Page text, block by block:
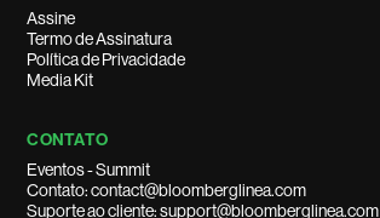
Assine
Termo de Assinatura
Política de Privacidade
Media Kit
CONTATO
Eventos - Summit
Contato: contact@bloomberglinea.com
Suporte ao cliente: support@bloomberglinea.com